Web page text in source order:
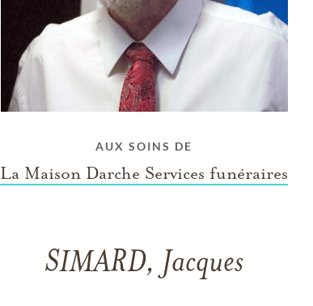
AUX SOINS DE
La Maison Darche Services funéraires
SIMARD, Jacques